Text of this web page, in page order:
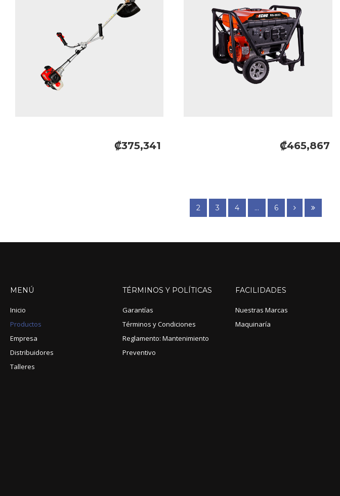
₡375,341 ₡465,867
2 3 4 ... 6
MENÚ
Inicio
Productos
Empresa
Distribuidores
Talleres
TÉRMINOS Y POLÍTICAS
Garantías
Términos y Condiciones
Reglamento: Mantenimiento
Preventivo
FACILIDADES
Nuestras Marcas
Maquinaría